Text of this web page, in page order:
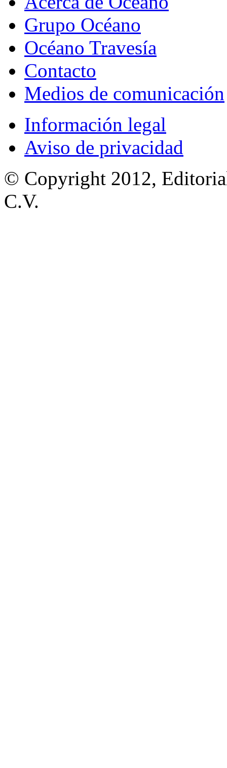
Grupo Océano
Océano Travesía
Contacto
Medios de comunicación
Información legal
Aviso de privacidad
© Copyright 2012,
C.V.